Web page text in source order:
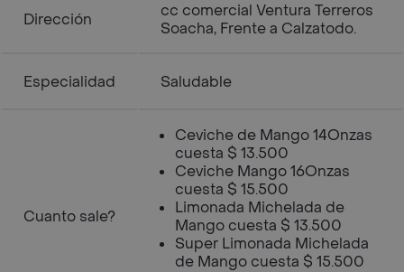
Dirección
cc comercial Ventura Terreros
Soacha, Frente a Calzatodo.
Especialidad Saludable
Cuanto sale?
Ceviche de Mango 14Onzas
cuesta $ 13.500
Ceviche Mango 16Onzas
cuesta $ 15.500
Limonada Michelada de
Mango cuesta $ 13.500
Super Limonada Michelada
de Mango cuesta $ 15.500